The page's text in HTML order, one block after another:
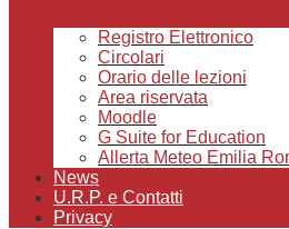
Registro Elettronico
Circolari
Orario delle lezioni
Area riservata
Moodle
G Suite for Education
Allerta Meteo Emilia
News
U.R.P. e Contatti
Privacy